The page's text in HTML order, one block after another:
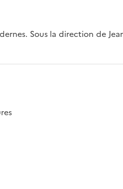
Sous la direction de